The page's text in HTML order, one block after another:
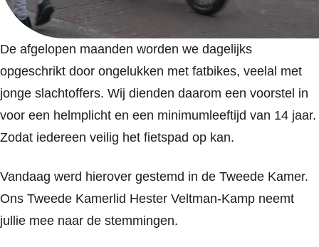
De afgelopen maanden worden we dagelijks
opgeschrikt door ongelukken met fatbikes, veelal met
jonge slachtoffers. Wij dienden daarom een voorstel in
voor een helmplicht en een minimumleeftijd van 14 jaar.
Zodat iedereen veilig het fietspad op kan.
Vandaag werd hierover gestemd in de Tweede Kamer.
Ons Tweede Kamerlid Hester Veltman-Kamp neemt
jullie mee naar de stemmingen.